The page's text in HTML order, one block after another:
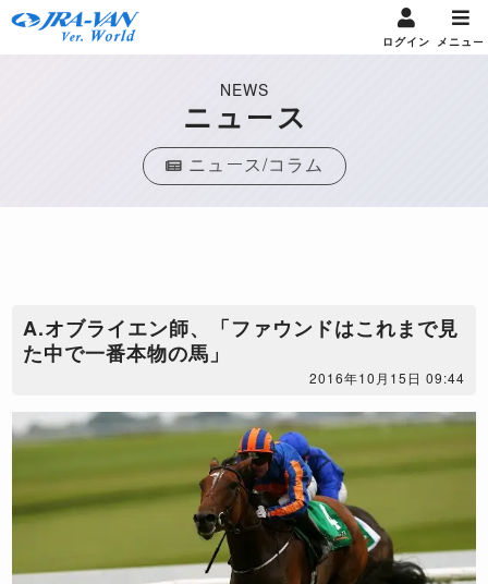
ログイン メニュー
NEWS
ニュース
ニュース/コラム
A.オブライエン師、「ファウンドはこれまで見
た中で一番本物の馬」
2016年10月15日 09:44